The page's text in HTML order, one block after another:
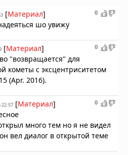
0
[Материал]
шо увижу
0
[Материал]
"возвращается" для
кометы с эксцентриситетом
(Apr. 2016).
0
22:57 [Материал]
много тем но я не видел
вел диалог в открытой теме